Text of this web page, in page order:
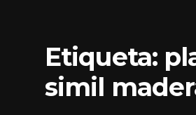
Etiqueta:
simil